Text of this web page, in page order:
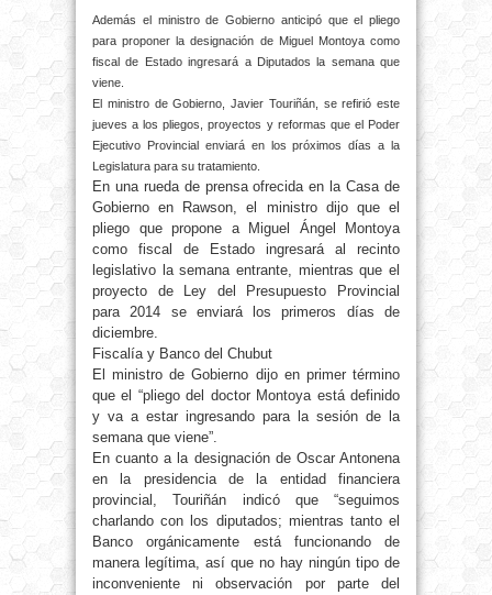
Además el ministro de Gobierno anticipó que el pliego
para proponer la designación de Miguel Montoya como
fiscal de Estado ingresará a Diputados la semana que
viene.
El ministro de Gobierno, Javier Touriñán, se refirió este
jueves a los pliegos, proyectos y reformas que el Poder
Ejecutivo Provincial enviará en los próximos días a la
Legislatura para su tratamiento.
En una rueda de prensa ofrecida en la Casa de
Gobierno en Rawson, el ministro dijo que el
pliego que propone a Miguel Ángel Montoya
como fiscal de Estado ingresará al recinto
legislativo la semana entrante, mientras que el
proyecto de Ley del Presupuesto Provincial
para 2014 se enviará los primeros días de
diciembre.
Fiscalía y Banco del Chubut
El ministro de Gobierno dijo en primer término
que el “pliego del doctor Montoya está definido
y va a estar ingresando para la sesión de la
semana que viene”.
En cuanto a la designación de Oscar Antonena
en la presidencia de la entidad financiera
provincial, Touriñán indicó que “seguimos
charlando con los diputados; mientras tanto el
Banco orgánicamente está funcionando de
manera legítima, así que no hay ningún tipo de
inconveniente ni observación por parte del